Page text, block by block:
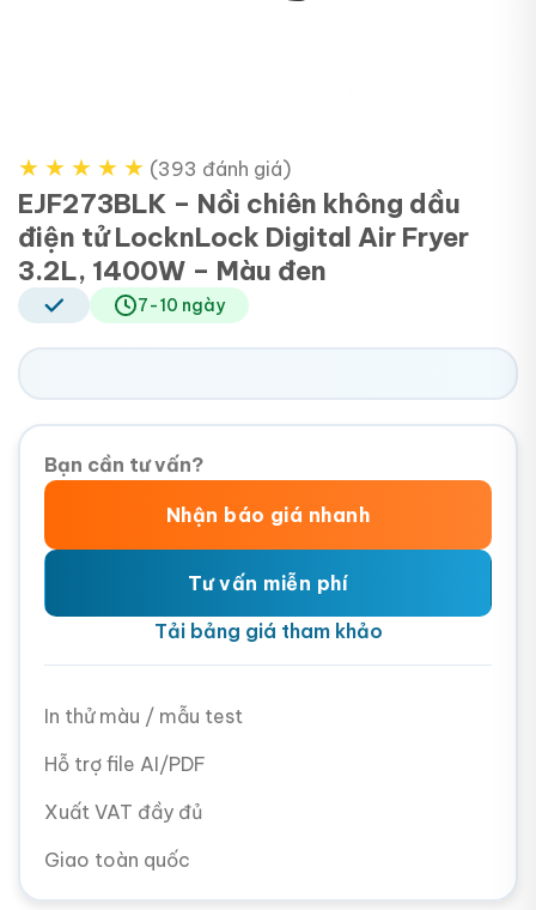
★ ★ ★ ★ ★ (393 đánh giá)
EJF273BLK – Nồi chiên không dầu
điện tử LocknLock Digital Air Fryer
3.2L, 1400W – Màu đen
7-10 ngày
Bạn cần tư vấn?
Nhận báo giá nhanh
Tư vấn miễn phí
Tải bảng giá tham khảo
In thử màu / mẫu test
Hỗ trợ file AI/PDF
Xuất VAT đầy đủ
Giao toàn quốc